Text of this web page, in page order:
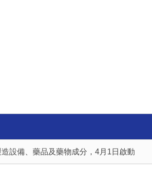
設備、藥品及藥物成分，4月1日啟動